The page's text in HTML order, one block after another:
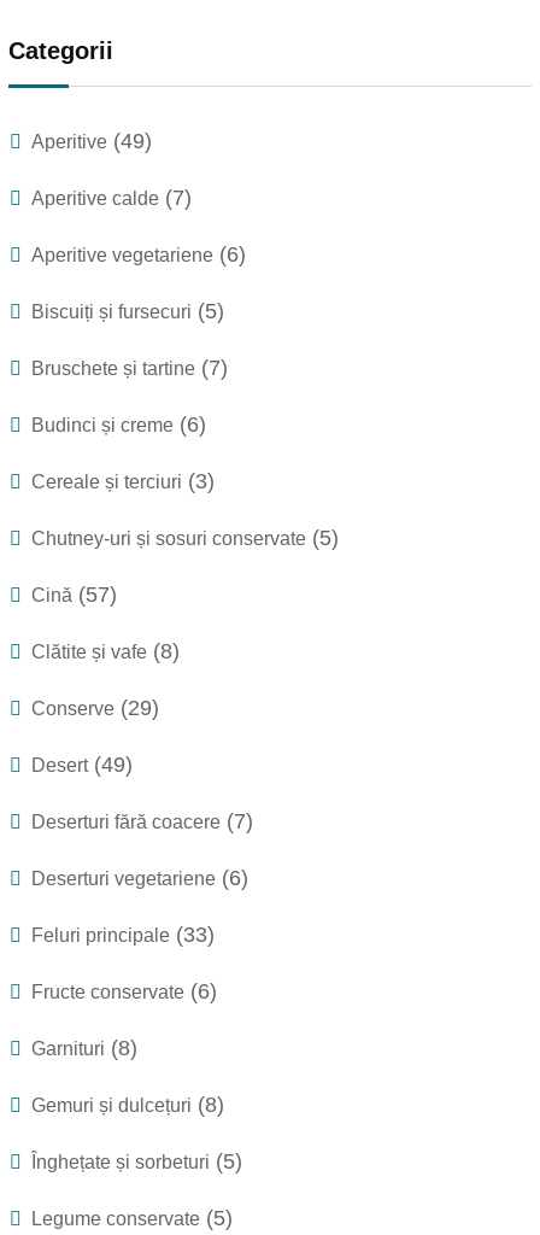
Categorii
Aperitive (49)
Aperitive calde (7)
Aperitive vegetariene (6)
Biscuiți și fursecuri (5)
Bruschete și tartine (7)
Budinci și creme (6)
Cereale și terciuri (3)
Chutney-uri și sosuri conservate (5)
Cină (57)
Clătite și vafe (8)
Conserve (29)
Desert(49)
Deserturi fără coacere (7)
Deserturi vegetariene (6)
Feluri principale (33)
Fructe conservate (6)
Garnituri (8)
Gemuri și dulcețuri (8)
Înghețate și sorbeturi (5)
Legume conservate (5)